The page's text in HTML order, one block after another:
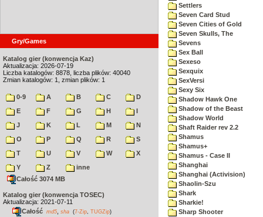
Gry/Games
Katalog gier (konwencja Kaz)
Aktualizacja: 2026-07-19
Liczba katalogów: 8878, liczba plików: 40040
Zmian katalogów: 1, zmian plików: 1
0-9 A B C
D
E
F G H
I
J
K L M
N
O
P Q R
S
T
U V W
X
Y
Z
inne
Całość 3074 MB
Katalog gier (konwencja TOSEC)
Aktualizacja: 2021-07-11
Całość md5 sha (7-Zip TUGZip)
Settlers
Seven Card Stud
Seven Cities of Gold
Seven Skulls, The
Sevens
Sex Ball
Sexeso
Sexquix
SexVersi
Sexy Six
Shadow Hawk One
Shadow of the Beast
Shadow World
Shaft Raider rev 2.2
Shamus
Shamus+
Shamus - Case II
Shanghai
Shanghai (Activision)
Shaolin-Szu
Shark
Sharkie!
Sharp Shooter